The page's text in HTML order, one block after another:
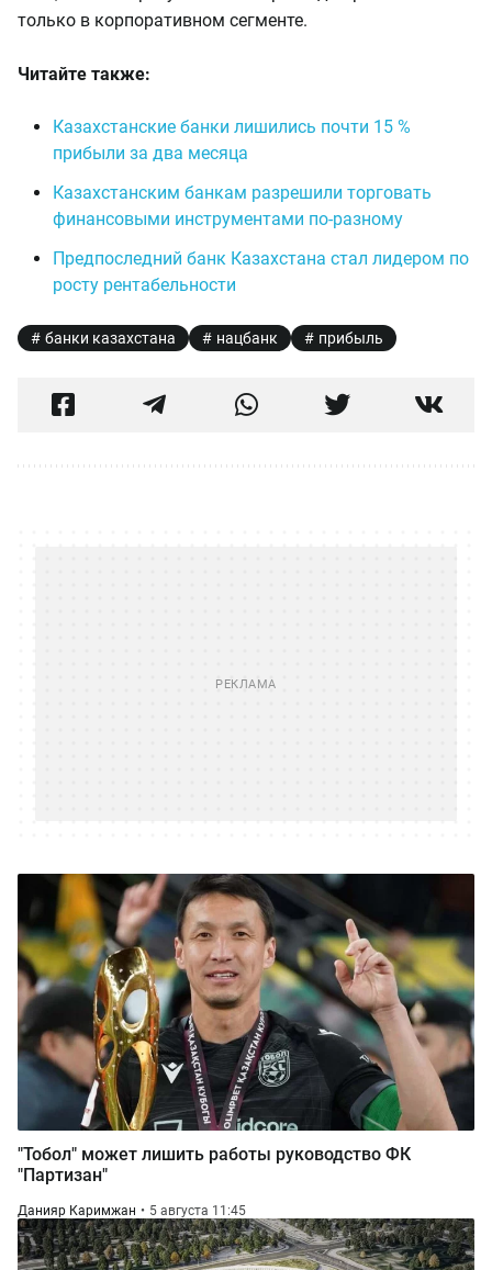
только в корпоративном сегменте.
Читайте также:
Казахстанские банки лишились почти 15 %
прибыли за два месяца
Казахстанским банкам разрешили торговать
финансовыми инструментами по-разному
Предпоследний банк Казахстана стал лидером по
росту рентабельности
банки казахстана нацбанк прибыль
"Тобол" может лишить работы руководство ФК
"Партизан"
Данияр Каримжан 5 августа 11:45